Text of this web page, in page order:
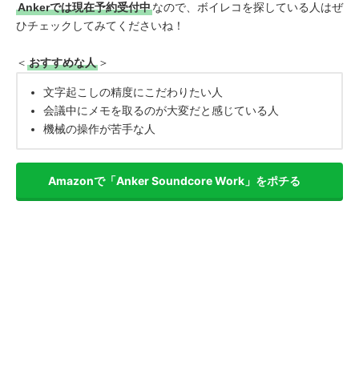
Ankerでは現在予約受付中なので、ボイレコを探している人はぜ
ひチェックしてみてくださいね！
＜ おすすめな人 ＞
文字起こしの精度にこだわりたい人
会議中にメモを取るのが大変だと感じている人
機械の操作が苦手な人
Amazonで「Anker Soundcore Work」をポチる